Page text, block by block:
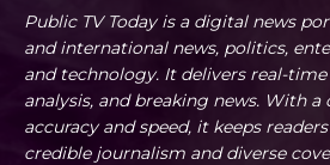
Public TV Today is a digital news
and international news, politics,
and technology. It delivers real-
analysis, and breaking news. With
accuracy and speed, it keeps
credible journalism and diverse